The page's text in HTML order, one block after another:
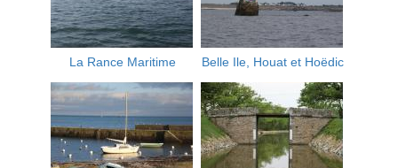
La Rance Maritime Belle Ile, Houat et Hoëdic